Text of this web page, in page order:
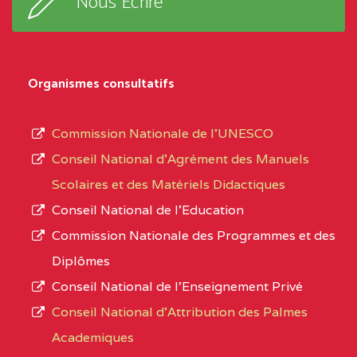
NORD
MERI
EXTREME-
NORD
CETIC DE LOULOU
0CN1TEFD101094115
EXTREME-
NORD
0EI1TEFD100495110
type
L’offre
d’éducation
de
Organismes consultatifs
Commission Nationale de l’UNESCO
Conseil National d’Agrément des Manuels
Scolaires et des Matériels Didactiques
Conseil National de l’Education
Commission Nationale des Programmes et des
Diplômes
Conseil National de l’Enseignement Privé
Conseil National d'Attribution des Palmes
Academiques